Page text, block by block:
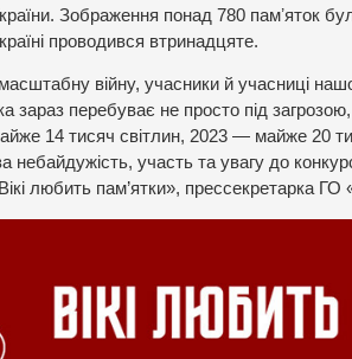
Зображення понад 780 памʼяток
проводився втринадцяте.
війну, учасники й учасниці
зараз перебуває не просто під загрозою,
14 тисяч світлин, 2023 — майже 20
небайдужість, участь та увагу до
любить пам’ятки», прессекретарка ГО